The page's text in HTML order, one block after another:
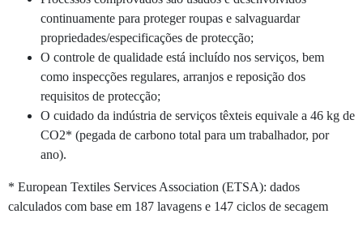
continuamente para proteger roupas e salvaguardar
propriedades/especificações de protecção;
O controle de qualidade está incluído nos serviços, bem
como inspecções regulares, arranjos e reposição dos
requisitos de protecção;
O cuidado da indústria de serviços têxteis equivale a 46 kg de
CO2* (pegada de carbono total para um trabalhador, por
ano).
* European Textiles Services Association (ETSA): dados
calculados com base em 187 lavagens e 147 ciclos de secagem